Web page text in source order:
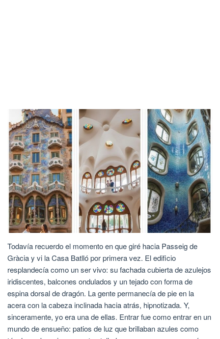
Todavía recuerdo el momento en que giré hacia Passeig de
Gràcia y vi la Casa Batlló por primera vez. El edificio
resplandecía como un ser vivo: su fachada cubierta de azulejos
iridiscentes, balcones ondulados y un tejado con forma de
espina dorsal de dragón. La gente permanecía de pie en la
acera con la cabeza inclinada hacia atrás, hipnotizada. Y,
sinceramente, yo era una de ellas. Entrar fue como entrar en un
mundo de ensueño: patios de luz que brillaban azules como